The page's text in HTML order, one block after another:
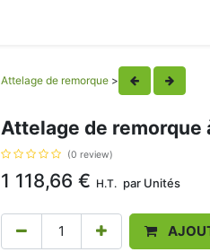
Attelage de remorque >
Attelage de remorque
(0 review)
1 118,66 € H.T. par Unités